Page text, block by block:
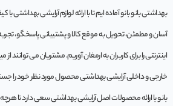
بهداشتی بانو بانو آماده ایم تا با ارائه لوازم آرایشی
آسان و مطمئن، تحویل به موقع کالا و پشتیبانی پاسخگو،
اینترنتی را برای کاربران به ارمغان آوریم. مشتريان می توانند
خارجی و داخلی آرایشی بهداشتی محصول مورد نظر خود را
بانو با ارائه محصولات اصل آرایشی بهداشتی سعی دارد تا